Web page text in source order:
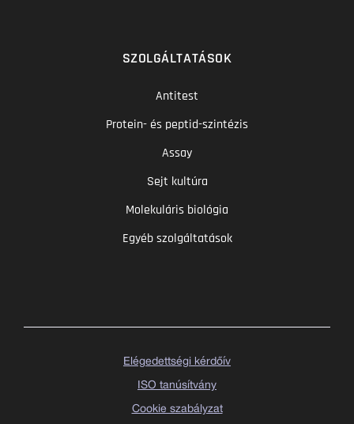
SZOLGÁLTATÁSOK
Antitest
Protein- és peptid-szintézis
Assay
Sejt kultúra
Molekuláris biológia
Egyéb szolgáltatások
Elégedettségi kérdőív
ISO tanúsítvány
Cookie szabályzat